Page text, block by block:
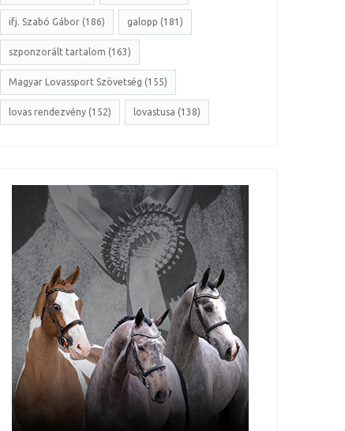
ifj. Szabó Gábor (186) galopp (181)
szponzorált tartalom (163)
Magyar Lovassport Szövetség (155)
lovas rendezvény (152) lovastusa (138)